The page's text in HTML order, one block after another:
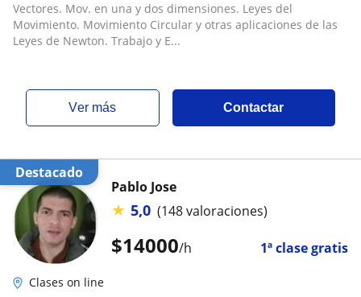
Vectores. Mov. en una y dos dimensiones. Leyes del
Movimiento. Movimiento Circular y otras aplicaciones de las
Leyes de Newton. Trabajo y E...
ver más Contactar
Destacado
$14000/h 1ª clase gratis
Pablo Jose
★ 5,0 (148 valoraciones)
Clases on line